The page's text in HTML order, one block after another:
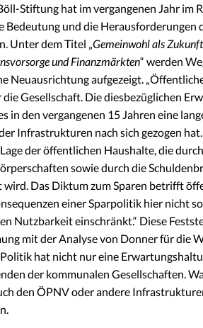
Stiftung hat im vergangenen Jahr im
Bedeutung und die Herausforderungen
Unter dem Titel „Gemeinwohl als
und Finanzmärkten“ werden
Neuausrichtung aufgezeigt.
Gesellschaft. Die diesbezüglichen
in den vergangenen 15 Jahren eine
Infrastrukturen nach sich gezogen
der öffentlichen Haushalte, die
sowie durch die
wird. Das Diktum zum Sparen betrifft
einer Sparpolitik hier nicht
Nutzbarkeit einschränkt.“ Diese
mit der Analyse von Donner für die
hat nicht nur eine
der kommunalen Gesellschaften.
den ÖPNV oder andere